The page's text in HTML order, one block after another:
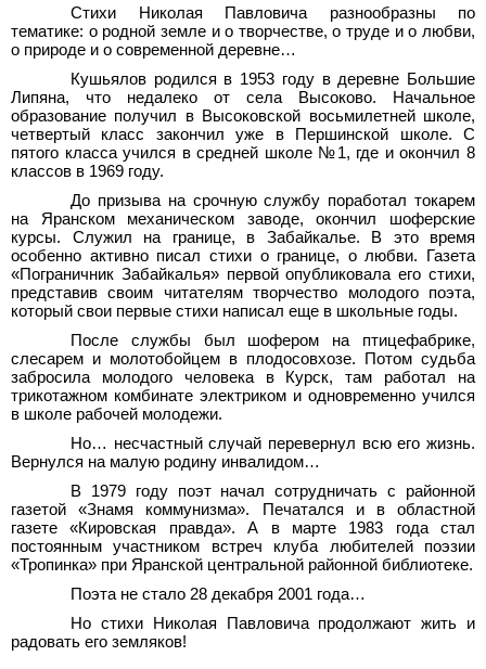
Стихи Николая Павловича разнообразны по
тематике: о родной земле и о творчестве, о труде и о любви,
о природе и о современной деревне…
Кушьялов родился в 1953 году в деревне Большие
Липяна, что недалеко от села Высоково. Начальное
образование получил в Высоковской восьмилетней школе,
четвертый класс закончил уже в Першинской школе. С
пятого класса учился в средней школе №1, где и окончил 8
классов в 1969 году.
До призыва на срочную службу поработал токарем
на Яранском механическом заводе, окончил шоферские
курсы. Служил на границе, в Забайкалье. В это время
особенно активно писал стихи о границе, о любви. Газета
«Пограничник Забайкалья» первой опубликовала его стихи,
представив своим читателям творчество молодого поэта,
который свои первые стихи написал еще в школьные годы.
После службы был шофером на птицефабрике,
слесарем и молотобойцем в плодосовхозе. Потом судьба
забросила молодого человека в Курск, там работал на
трикотажном комбинате электриком и одновременно учился
в школе рабочей молодежи.
Но… несчастный случай перевернул всю его жизнь.
Вернулся на малую родину инвалидом…
В 1979 году поэт начал сотрудничать с районной
газетой «Знамя коммунизма». Печатался и в областной
газете «Кировская правда». А в марте 1983
года стал
постоянным участником встреч клуба любителей поэзии
«Тропинка» при Яранской центральной районной библиотеке.
Поэта не стало 28 декабря 2001 года…
Но стихи Николая Павловича продолжают жить и
радовать его земляков!